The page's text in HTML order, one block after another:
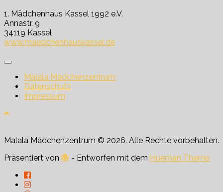
1. Mädchenhaus Kassel 1992 e.V.
Annastr. 9
34119 Kassel
www.maedchenhauskassel.de
Malala Mädchenzentrum
Datenschutz
Impressum
Malala Mädchenzentrum © 2026. Alle Rechte vorbehalten.
Präsentiert von
- Entworfen mit dem Hueman Theme